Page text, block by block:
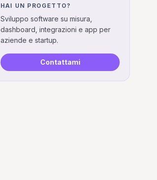
HAI UN PROGETTO?
Sviluppo software su misura,
dashboard, integrazioni e app per
aziende e startup.
Contattami